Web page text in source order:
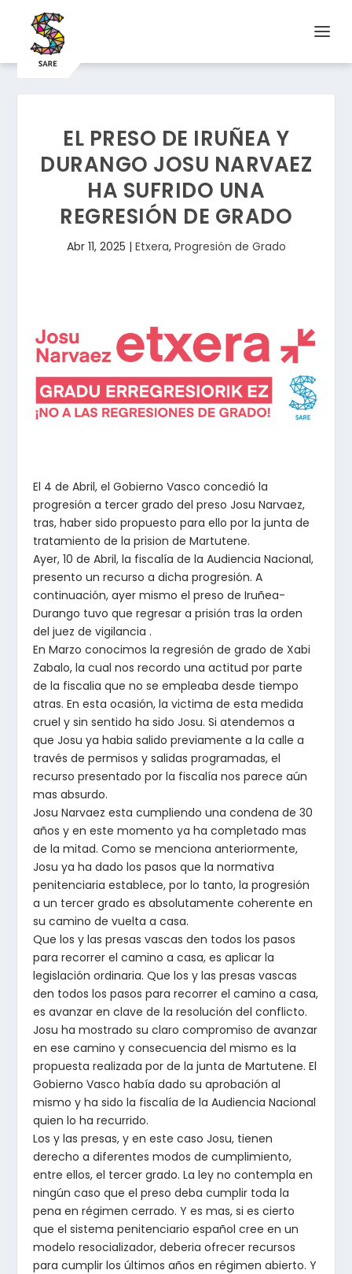
EL PRESO DE IRUÑEA Y
DURANGO JOSU NARVAEZ
HA SUFRIDO UNA
REGRESIÓN DE GRADO
Abr 11, 2025 | Etxera, Progresión de Grado
El 4 de Abril, el Gobierno Vasco concedió la
progresión a tercer grado del preso Josu Narvaez,
tras, haber sido propuesto para ello por la junta de
tratamiento de la prision de Martutene.
Ayer, 10 de Abril, la fiscalía de la Audiencia Nacional,
presento un recurso a dicha progresión. A
continuación, ayer mismo el preso de Iruñea-
Durango tuvo que regresar a prisión tras la orden
del juez de vigilancia .
En Marzo conocimos la regresión de grado de Xabi
Zabalo, la cual nos recordo una actitud por parte
de la fiscalia que no se empleaba desde tiempo
atras. En esta ocasión, la victima de esta medida
cruel y sin sentido ha sido Josu. Si atendemos a
que Josu ya habia salido previamente a la calle a
través de permisos y salidas programadas, el
recurso presentado por la fiscalía nos parece aún
mas absurdo.
Josu Narvaez esta cumpliendo una condena de 30
años y en este momento ya ha completado mas
de la mitad. Como se menciona anteriormente,
Josu ya ha dado los pasos que la normativa
penitenciaria establece, por lo tanto, la progresión
a un tercer grado es absolutamente coherente en
su camino de vuelta a casa.
Que los y las presas vascas den todos los pasos
para recorrer el camino a casa, es aplicar la
legislación ordinaria. Que los y las presas vascas
den todos los pasos para recorrer el camino a casa,
es avanzar en clave de la resolución del conflicto.
Josu ha mostrado su claro compromiso de avanzar
en ese camino y consecuencia del mismo es la
propuesta realizada por de la junta de Martutene. El
Gobierno Vasco había dado su aprobación al
mismo y ha sido la fiscalía de la Audiencia Nacional
quien lo ha recurrido.
Los y las presas, y en este caso Josu, tienen
derecho a diferentes modos de cumplimiento,
entre ellos, el tercer grado. La ley no contempla en
ningún caso que el preso deba cumplir toda la
pena en régimen cerrado. Y es mas, si es cierto
que el sistema penitenciario español cree en un
modelo resocializador, deberia ofrecer recursos
para cumplir los últimos años en régimen abierto. Y